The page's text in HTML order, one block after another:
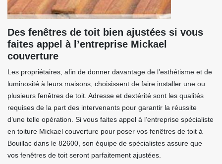
Des fenêtres de toit bien ajustées si vous
faites appel à l’entreprise Mickael
couverture
Les propriétaires, afin de donner davantage de l’esthétisme et de
luminosité à leurs maisons, choisissent de faire installer une ou
plusieurs fenêtres de toit. Adresse et dextérité sont les qualités
requises de la part des intervenants pour garantir la réussite
d’une telle opération. Si vous faites appel à l’entreprise spécialiste
en toiture Mickael couverture pour poser vos fenêtres de toit à
Bouillac dans le 82600, son équipe de spécialistes assure que
vos fenêtres de toit seront parfaitement ajustées.